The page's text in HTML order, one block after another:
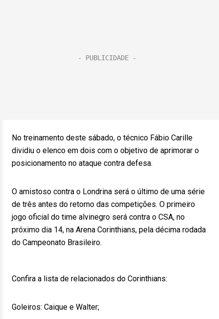
No treinamento deste sábado, o técnico Fábio Carille
dividiu o elenco em dois com o objetivo de aprimorar o
posicionamento no ataque contra defesa.
O amistoso contra o Londrina será o último de uma série
de três antes do retorno das competições. O primeiro
jogo oficial do time alvinegro será contra o CSA, no
próximo dia 14, na Arena Corinthians, pela décima rodada
do Campeonato Brasileiro.
Confira a lista de relacionados do Corinthians:
Goleiros: Caique e Walter;